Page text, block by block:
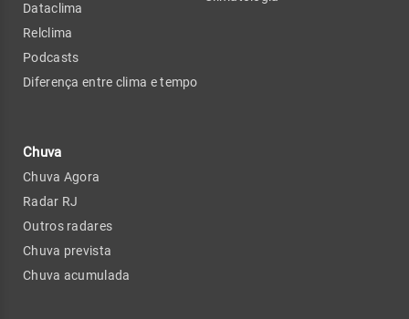
Dataclima
Relclima
Podcasts
Diferença entre clima e tempo
Chuva
Chuva Agora
Radar RJ
Outros radares
Chuva prevista
Chuva acumulada